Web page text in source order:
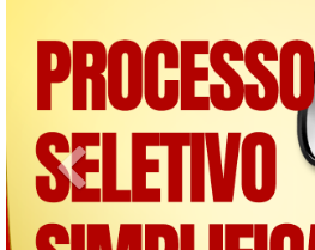
Previous